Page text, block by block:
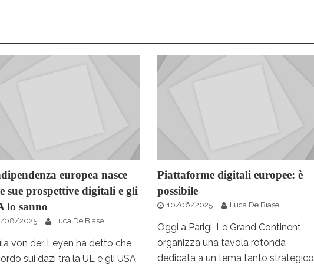
europea nasce
sue prospettive digitali e gli
lo sanno
08/2025 Luca De Biase
von der Leyen ha detto che
sui dazi tra la UE e gli USA
Piattaforme digitali europee: è
possibile
10/06/2025 Luca De Biase
Oggi a Parigi, Le Grand Continent,
organizza una tavola rotonda
dedicata a un tema tanto strategico